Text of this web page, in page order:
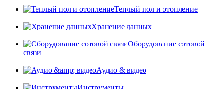
Теплый пол и отопление
Хранение данных
Оборудование сотовой
связи
Аудио & видео
Инструменты